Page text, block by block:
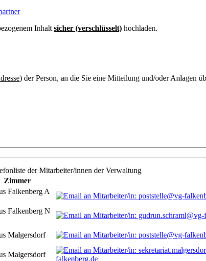
Inhalt sicher (verschlüsselt) hochladen.
) der Person, an die Sie eine Mitteilung und/oder Anlagen
der Mitarbeiter/innen der Verwaltung
Zimmer
Falkenberg A
Falkenberg N
Malgersdorf
Malgersdorf
falkenberg.de